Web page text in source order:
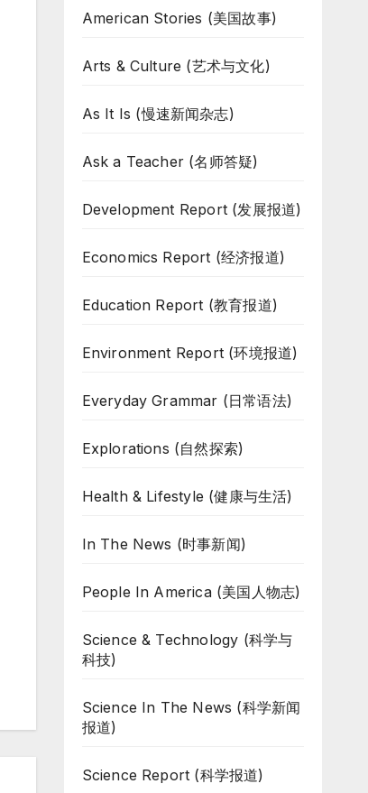
American Stories (美国故事)
Arts & Culture (艺术与文化)
As It Is (慢速新闻杂志)
Ask a Teacher (名师答疑)
Development Report (发展报道)
Economics Report (经济报道)
Education Report (教育报道)
Environment Report (环境报道)
Everyday Grammar (日常语法)
Explorations (自然探索)
Health & Lifestyle (健康与生活)
In The News (时事新闻)
People In America (美国人物志)
Science & Technology (科学与
科技)
Science In The News (科学新闻
报道)
Science Report (科学报道)